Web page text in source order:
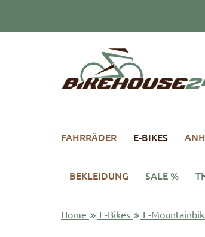
FAHRRÄDER E-BIKES
BEKLEIDUNG SALE %
Home E-Bikes E-